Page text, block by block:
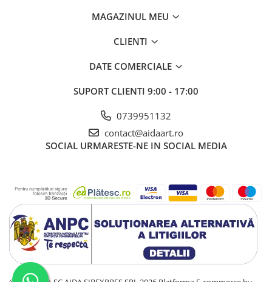
MAGAZINUL MEU
CLIENTI
DATE COMERCIALE
SUPORT CLIENTI 9:00 - 17:00
0739951132
contact@aidaart.ro
SOCIAL URMARESTE-NE IN SOCIAL MEDIA